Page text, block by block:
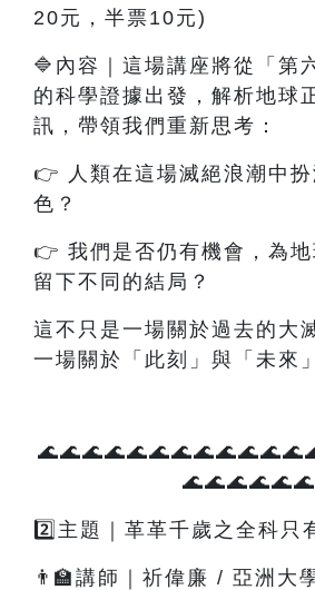
20元，半票10元)
🔷內容 ｜這場講座將從「第
的科學證據出發，解析地球
訊，帶領我們重新思考：
👉 人類在這場滅絕浪潮中
色？
👉 我們是否仍有機會，為
留下不同的結局？
這不只是一場關於過去的大
一場關於「此刻」與「未來
🌊🌊🌊🌊🌊🌊
2️⃣主題｜革革千歲之全科只
👨‍🏫講師｜祈偉廉 / 亞洲大